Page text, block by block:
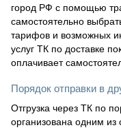
город РФ с помощью
самостоятельно
тарифов и возможных
услуг ТК по доставке
оплачивает
Порядок отправки в
Отгрузка через ТК по
организована одним